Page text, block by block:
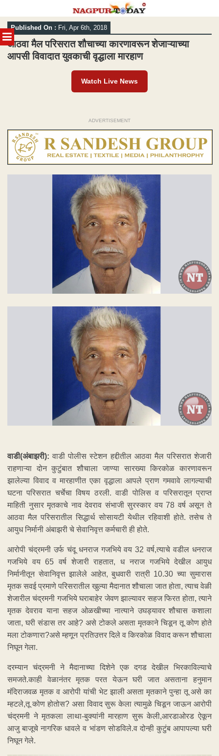
MENU
Skip
to
content
Published On : Fri, Apr 6th, 2018
आठवा मैल परिसरात शौचाच्या कारणावरून शेजाऱ्याच्या
आपसी विवादात युवकाची वृद्धाला मारहाण
Watch Live News
ADVERTISEMENT
वाडी(अंबाझरी): वाडी पोलीस स्टेशन हद्दीतील आठवा मैल परिसरात शेजारी
राहणाऱ्या दोन कुटुंबात शौचाला जाण्या सारख्या किरकोळ कारणावरून
झालेल्या विवाद व मारहाणीत एका वृद्धाला आपले प्राण गमवावे लागल्याची
घटना परिसरात चर्चेचा विषय ठरली. वाडी पोलिस व परिसरातून प्राप्त
माहिती नुसार मृतकाचे नाव देवराव संभाजी सुरस्कार वय 78 वर्ष असून ते
आठवा मैल परिसरातील सिद्धार्थ सोसायटी येथील रहिवाशी होते. तसेच ते
आयुध निर्मानी अंबाझरी चे सेवानिवृत्त कर्मचारी ही होते.
आरोपी चंद्रमनी उर्फ चंदू धनराज गजभिये वय 32 वर्ष,त्याचे वडील धनराज
गजभिये वय 65 वर्ष शेजारी राहतात, ध नराज गजभिये देखील आयुध
निर्मानीतून सेवानिवृत्त झालेले आहेत, बुधवारी रात्री 10.30 च्या सुमारास
मृतक सवई प्रमाणे परिसरातील खुल्या मैदानात शौचाला जात होता, त्याच वेळी
शेजारील चंद्रमनी गजभिये घराबाहेर जेवण झाल्यावर सहज फिरत होता, त्याने
मृतक देवराव याना सहज ओळखीच्या नात्याने उघड्यावर शौचास कशाला
जाता, घरी संडास तर आहे? असे टोकले असता मृतकाने चिडून तू कोण होते
मला टोकणारा?असे म्हणून प्रतिउत्तर दिले व किरकोळ विवाद करून शौचाला
निघून गेला.
दरम्यान चंद्रमनी ने मैदानाच्या दिशेने एक दगड देखील भिरकाविल्याचे
समजते.काही वेळानंतर मृतक परत येऊन घरी जात असताना हनुमान
मंदिराजवळ मृतक व आरोपी यांची भेट झाली असता मृतकाने पुन्हा तू असे का
म्हटले,तू कोण होतोस? असा विवाद सुरू केला त्यामुळे चिडून जाऊन आरोपी
चंद्रमनी ने मृतकला लाथा-बुक्यांनी मारहाण सुरू केली,आरडाओरड ऐकून
आजु बाजूचे नागरिक धावले व भांडण सोडविले.व दोन्ही कुटुंब आपापल्या घरी
निघून गेले.